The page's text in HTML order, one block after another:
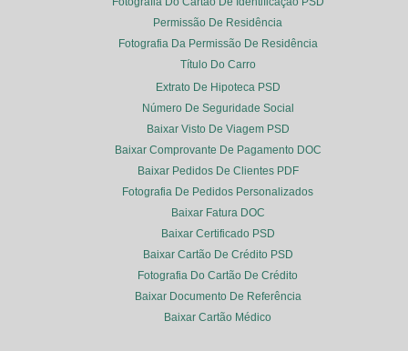
Permissão De Residência
Fotografia Da Permissão De Residência
Título Do Carro
Extrato De Hipoteca PSD
Número De Seguridade Social
Baixar Visto De Viagem PSD
Baixar Comprovante De Pagamento DOC
Baixar Pedidos De Clientes PDF
Fotografia De Pedidos Personalizados
Baixar Fatura DOC
Baixar Certificado PSD
Baixar Cartão De Crédito PSD
Fotografia Do Cartão De Crédito
Baixar Documento De Referência
Baixar Cartão Médico